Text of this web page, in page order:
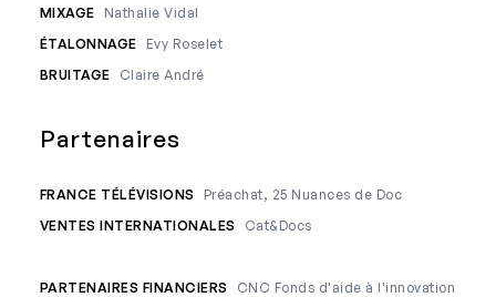
MIXAGE
Nathalie Vidal
ÉTALONNAGE
Evy Roselet
BRUITAGE
Claire André
Partenaires
FRANCE TÉLÉVISIONS
Préachat, 25 Nuances de Doc
VENTES INTERNATIONALES
Cat&Docs
PARTENAIRES FINANCIERS
CNC Fonds d'aide à l'innovation